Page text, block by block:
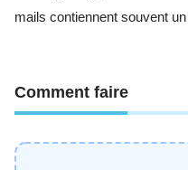
mails contiennent souvent
Comment faire